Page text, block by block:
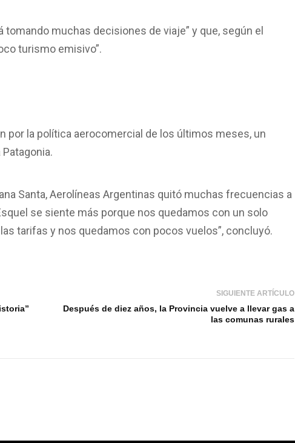
muchas decisiones de viaje” y que, según el
turismo emisivo”.
por la política aerocomercial de los últimos meses, un
Santa, Aerolíneas Argentinas quitó muchas frecuencias a
se siente más porque nos quedamos con un solo
tarifas y nos quedamos con pocos vuelos”, concluyó.
SIGUIENTE ARTÍCULO
Después de diez años, la Provincia vuelve a llevar gas a
las comunas rurales